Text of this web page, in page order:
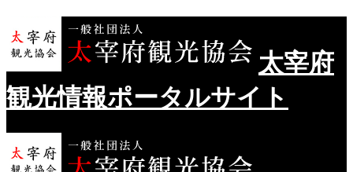
太宰府
観光情報ポータルサイト